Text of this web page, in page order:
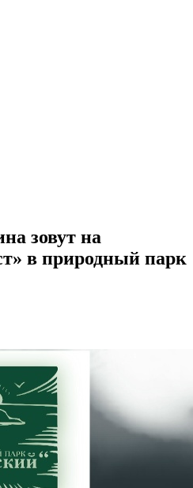
зовут на
в природный парк